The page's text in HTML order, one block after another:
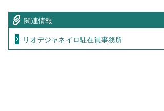
関連情報
リオデジャネイロ駐在員事務所